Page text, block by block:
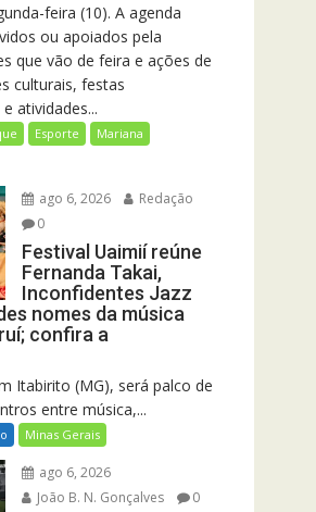
feira (10). A agenda
ou apoiados pela
que vão de feira e ações de
culturais, festas
atividades...
Esporte
Mariana
ago 6, 2026
Redação
0
Festival Uaimií reúne
Fernanda Takai,
Inconfidentes Jazz
nomes da música
confira a
Itabirito (MG), será palco de
entre música,...
Minas Gerais
ago 6, 2026
João B. N. Gonçalves
0